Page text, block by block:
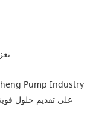
على تقديم حلول